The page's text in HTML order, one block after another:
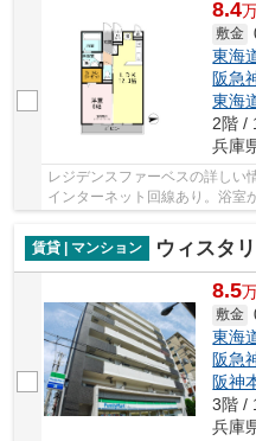
8.4
敷金
東海
阪急
東海
2階 /
兵庫
レジデンスファーベスの詳しい
インターネット回線あり。浴室
賃貸 | マンション
ウィスタ
8.5
敷金
東海
阪急
阪神
3階 /
兵庫